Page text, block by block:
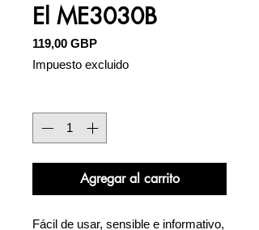
El ME3030B
119,00 GBPPrecio
Impuesto excluido
Agregar al carrito
Fácil de usar, sensible e informativo,